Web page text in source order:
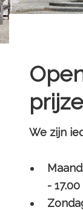
We zijn
-